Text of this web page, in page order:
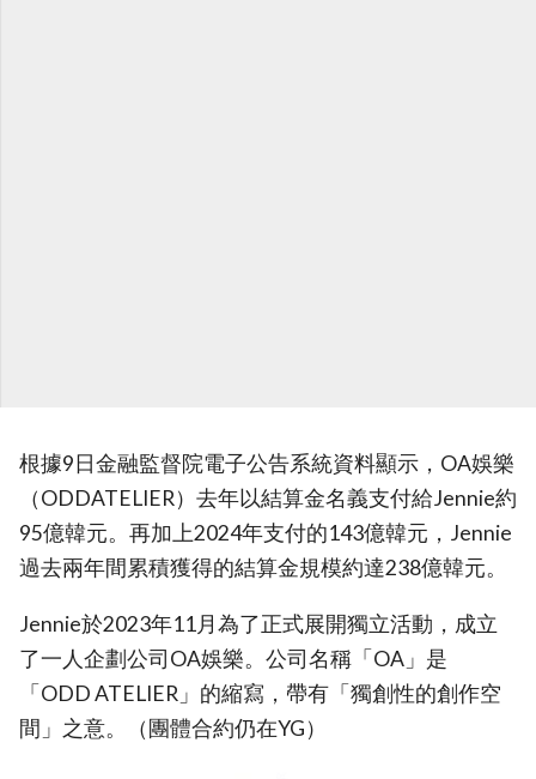
根據9日金融監督院電子公告系統資料顯示，OA娛樂
（ODDATELIER）去年以結算金名義支付給Jennie約
95億韓元。再加上2024年支付的143億韓元，Jennie
過去兩年間累積獲得的結算金規模約達238億韓元。
Jennie於2023年11月為了正式展開獨立活動，成立
了一人企劃公司OA娛樂。公司名稱「OA」是
「ODD ATELIER」的縮寫，帶有「獨創性的創作空
間」之意。（團體合約仍在YG）